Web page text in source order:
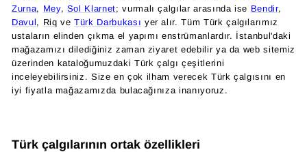
Zurna, Mey, Sol Klarnet; vurmalı çalgılar arasında ise Bendir,
Davul, Riq veTürk Darbukası yer alır. Tüm Türk çalgılarımız
ustaların elinden çıkma el yapımı enstrümanlardır. İstanbul'daki
mağazamızı dilediğiniz zaman ziyaret edebilir ya da web sitemiz
üzerinden kataloğumuzdaki Türk çalgı çeşitlerini
inceleyebilirsiniz. Size en çok ilham verecek Türk çalgısını en
iyi fiyatla mağazamızda bulacağınıza inanıyoruz.
Türk çalgılarının ortak özellikleri